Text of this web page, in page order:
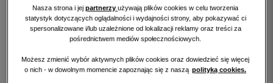
sortujwedług:
Nasza strona i jej partnerzy używają plików cookies w celu tworzenia
statystyk dotyczących oglądalności i wydajności strony, aby pokazywać ci
spersonalizowane i/lub uzależnione od lokalizacji reklamy oraz treści za
pośrednictwem mediów społecznościowych.
Możesz zmienić wybór aktywnych plików cookies oraz dowiedzieć się więcej
o nich - w dowolnym momencie zapoznając się z naszą polityką cookies.